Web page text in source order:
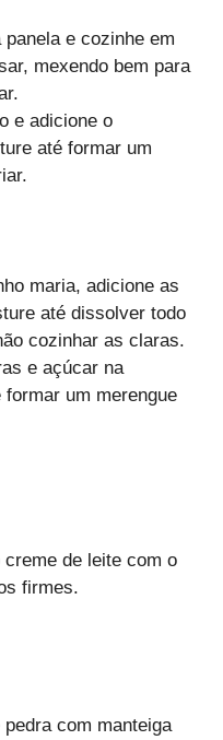
e cozinhe em
mexendo bem para
e adicione o
até formar um
maria, adicione as
até dissolver todo
cozinhar as claras.
e açúcar na
um merengue
creme de leite com o
firmes.
com manteiga